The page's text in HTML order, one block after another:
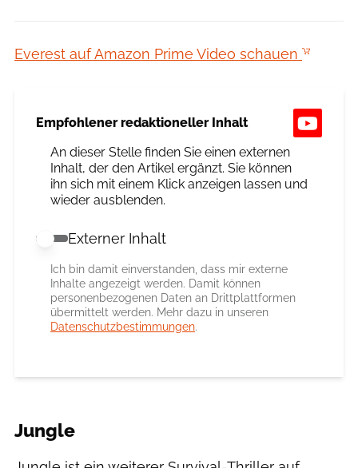
Everest auf Amazon Prime Video schauen
Empfohlener redaktioneller Inhalt
An dieser Stelle finden Sie einen externen
Inhalt, der den Artikel ergänzt. Sie können
ihn sich mit einem Klick anzeigen lassen und
wieder ausblenden.
Externer Inhalt erlauben
Externer Inhalt
Ich bin damit einverstanden, dass mir externe
Inhalte angezeigt werden. Damit können
personenbezogenen Daten an Drittplattformen
übermittelt werden. Mehr dazu in unseren
Datenschutzbestimmungen.
Jungle